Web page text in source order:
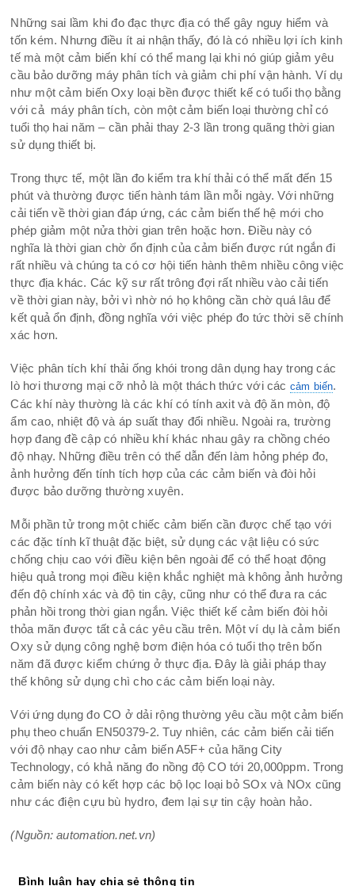
Những sai lầm khi đo đạc thực địa có thể gây nguy hiểm và
tốn kém. Nhưng điều ít ai nhận thấy, đó là có nhiều lợi ích kinh
tế mà một cảm biến khí có thể mang lại khi nó giúp giảm yêu
cầu bảo dưỡng máy phân tích và giảm chi phí vận hành. Ví dụ
như một cảm biến Oxy loại bền được thiết kế có tuổi thọ bằng
với cả máy phân tích, còn một cảm biến loại thường chỉ có
tuổi thọ hai năm – cần phải thay 2-3 lần trong quãng thời gian
sử dụng thiết bị.
Trong thực tế, một lần đo kiểm tra khí thải có thể mất đến 15
phút và thường được tiến hành tám lần mỗi ngày. Với những
cải tiến về thời gian đáp ứng, các cảm biến thế hệ mới cho
phép giảm một nửa thời gian trên hoặc hơn. Điều này có
nghĩa là thời gian chờ ổn định của cảm biến được rút ngắn đi
rất nhiều và chúng ta có cơ hội tiến hành thêm nhiều công việc
thực địa khác. Các kỹ sư rất trông đợi rất nhiều vào cải tiến
về thời gian này, bởi vì nhờ nó họ không cần chờ quá lâu để
kết quả ổn định, đồng nghĩa với việc phép đo tức thời sẽ chính
xác hơn.
Việc phân tích khí thải ống khói trong dân dụng hay trong các
lò hơi thương mại cỡ nhỏ là một thách thức với các cảm biến.
Các khí này thường là các khí có tính axit và độ ăn mòn, độ
ẩm cao, nhiệt độ và áp suất thay đổi nhiều. Ngoài ra, trường
hợp đang đề cập có nhiều khí khác nhau gây ra chồng chéo
độ nhạy. Những điều trên có thể dẫn đến làm hỏng phép đo,
ảnh hưởng đến tính tích hợp của các cảm biến và đòi hỏi
được bảo dưỡng thường xuyên.
Mỗi phần tử trong một chiếc cảm biến cần được chế tạo với
các đặc tính kĩ thuật đặc biệt, sử dụng các vật liệu có sức
chống chịu cao với điều kiện bên ngoài để có thể hoạt động
hiệu quả trong mọi điều kiện khắc nghiệt mà không ảnh hưởng
đến độ chính xác và độ tin cậy, cũng như có thể đưa ra các
phản hồi trong thời gian ngắn. Việc thiết kế cảm biến đòi hỏi
thỏa mãn được tất cả các yêu cầu trên. Một ví dụ là cảm biến
Oxy sử dụng công nghệ bơm điện hóa có tuổi thọ trên bốn
năm đã được kiểm chứng ở thực địa. Đây là giải pháp thay
thế không sử dụng chì cho các cảm biến loại này.
Với ứng dụng đo CO ở dải rộng thường yêu cầu một cảm biến
phụ theo chuẩn EN50379-2. Tuy nhiên, các cảm biến cải tiến
với độ nhạy cao như cảm biến A5F+ của hãng City
Technology, có khả năng đo nồng độ CO tới 20,000ppm. Trong
cảm biến này có kết hợp các bộ lọc loại bỏ SOx và NOx cũng
như các điện cựu bù hydro, đem lại sự tin cậy hoàn hảo.
(Nguồn: automation.net.vn)
Bình luận hay chia sẻ thông tin